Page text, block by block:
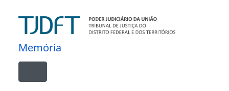
Memória
Toggle navigation